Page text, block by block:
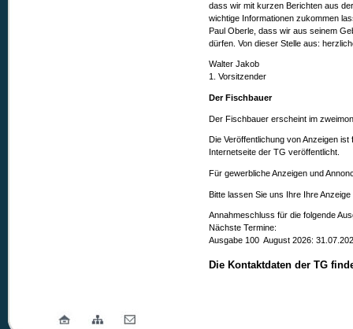
dass wir mit kurzen Berichten aus
wichtige Informationen zukommen
Paul Oberle, dass wir aus seinem
dürfen. Von dieser Stelle aus:
Walter Jakob
1. Vorsitzender
Der Fischbauer
Der Fischbauer erscheint im
Die Veröffentlichung von Anzeigen
Internetseite der TG veröffentlicht.
Für gewerbliche Anzeigen und
Bitte lassen Sie uns Ihre Ihre
Annahmeschluss für die folgende
Nächste Termine:
Ausgabe 100 August 2026:
Die Kontaktdaten der TG